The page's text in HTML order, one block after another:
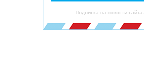
Подписка на новости сайта.